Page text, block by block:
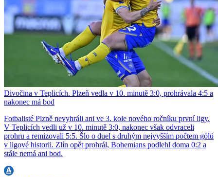
Divočina v Teplicích. Plzeň vedla v 10. minutě 3:0, prohrávala 4:5 a
nakonec má bod
Fotbalisté Plzně nevyhráli ani ve 3. kole nového ročníku první ligy.
V Teplicích vedli už v 10. minutě 3:0, nakonec však odvraceli
prohru a remizovali 5:5. Šlo o duel s druhým nejvyšším počtem gólů
v ligové historii. Zlín opět prohrál, Bohemians podlehl doma 0:2 a
stále nemá ani bod.